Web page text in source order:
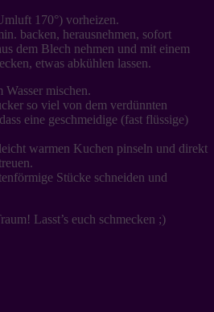
170°) vorheizen.
backen, herausnehmen, sofort
dem Blech nehmen und mit einem
etwas abkühlen lassen.
Wasser mischen.
so viel von dem verdünnten
eine geschmeidige (fast flüssige)
warmen Kuchen pinseln und direkt
Stücke schneiden und
Lasst’s euch schmecken ;)